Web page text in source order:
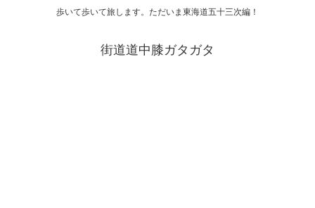
歩いて歩いて旅します。ただいま東海道五十三次編！
街道道中膝ガタガタ